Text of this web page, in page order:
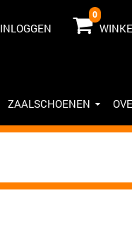
INLOGGEN
0
ZAALSCHOENEN